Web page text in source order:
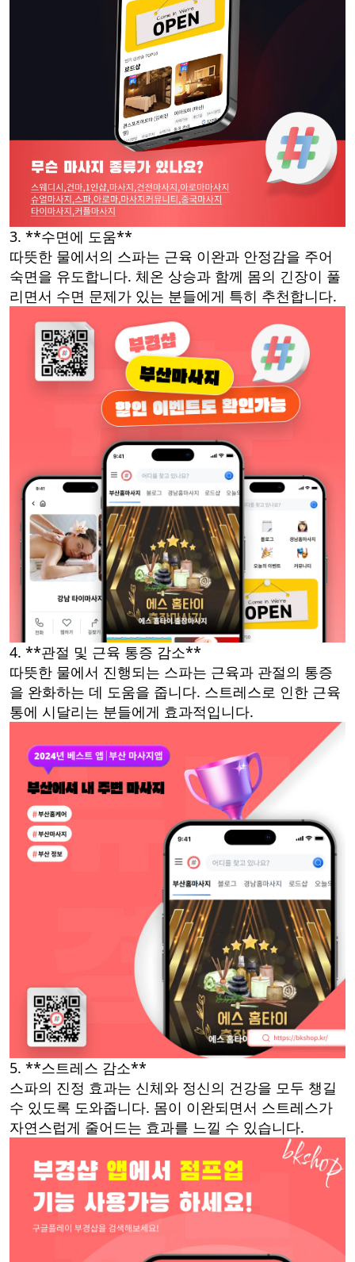
3. **수면에 도움**
따뜻한 물에서의 스파는 근육 이완과 안정감을 주어
숙면을 유도합니다. 체온 상승과 함께 몸의 긴장이 풀
리면서 수면 문제가 있는 분들에게 특히 추천합니다.
4. **관절 및 근육 통증 감소**
따뜻한 물에서 진행되는 스파는 근육과 관절의 통증
을 완화하는 데 도움을 줍니다. 스트레스로 인한 근육
통에 시달리는 분들에게 효과적입니다.
5. **스트레스 감소**
스파의 진정 효과는 신체와 정신의 건강을 모두 챙길
수 있도록 도와줍니다. 몸이 이완되면서 스트레스가
자연스럽게 줄어드는 효과를 느낄 수 있습니다.